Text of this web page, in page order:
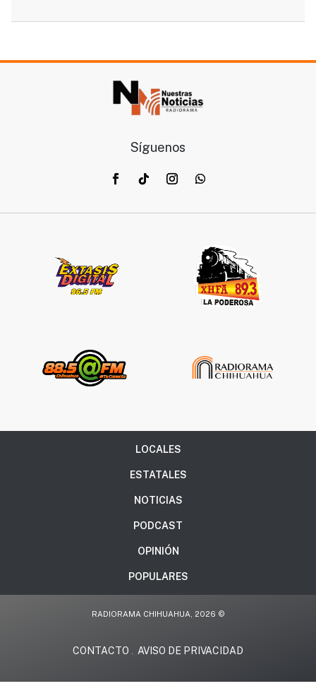
Síguenos
LOCALES
ESTATALES
NOTICIAS
PODCAST
OPINIÓN
POPULARES
RADIORAMA CHIHUAHUA, 2026 ©
CONTACTO AVISO DE PRIVACIDAD